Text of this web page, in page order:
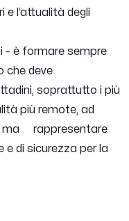
e l’attualità degli
- è formare sempre
che deve
soprattutto i più
più remote, ad
ma rappresentare
e di sicurezza per la